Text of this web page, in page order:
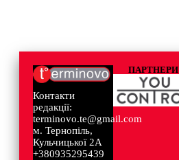
Контакти
редакції:
terminovo.te@gmail.com
м. Тернопіль,
Кульчицької 2А
+380935295439
ПАРТНЕРИ